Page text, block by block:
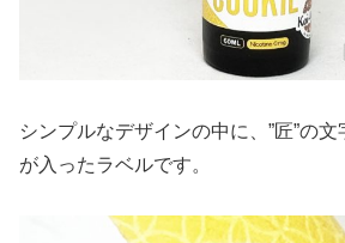
シンプルなデザインの中に、”匠”の
が入ったラベルです。